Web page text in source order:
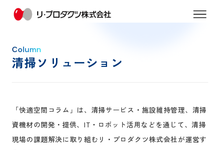
Column
清掃ソリューション
「快適空間コラム」は、清掃サービス・施設維持管理、清掃
資機材の開発・提供、IT・ロボット活用などを通じて、清掃
現場の課題解決に取り組むリ・プロダクツ株式会社が運営す